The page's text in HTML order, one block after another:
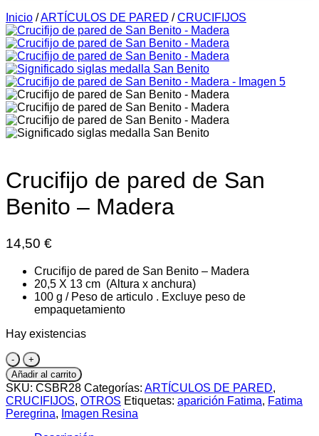
Inicio /ARTÍCULOS DE PARED / CRUCIFIJOS
Crucifijo de pared de San
Benito – Madera
14,50 €
Crucifijo de pared de San Benito – Madera
20,5 X 13 cm (Altura x anchura)
100 g / Peso de articulo . Excluye peso de
empaquetamiento
Hay existencias
Crucifijo
de
pared
de
San
Benito
Añadir al carrito
SKU: CSBR28 Categorías: ARTÍCULOS DE PARED,
CRUCIFIJOS, OTROS Etiquetas: aparición Fatima, Fatima
Peregrina, Imagen Resina